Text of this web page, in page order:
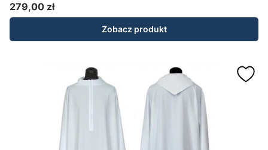
Cena
279,00 zł
Zobacz produkt